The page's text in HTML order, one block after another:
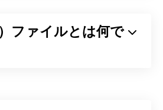
ファイルとは何で